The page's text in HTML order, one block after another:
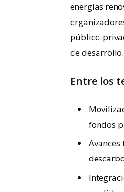
energías
público-
de desarrollo.
Entre los
fondos